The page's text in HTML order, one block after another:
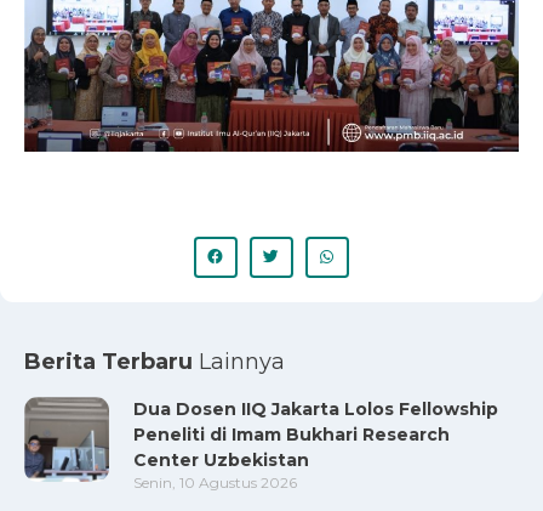
Berita Terbaru Lainnya
Dua Dosen IIQ Jakarta Lolos Fellowship
Peneliti di Imam Bukhari Research
Center Uzbekistan
Senin, 10 Agustus 2026